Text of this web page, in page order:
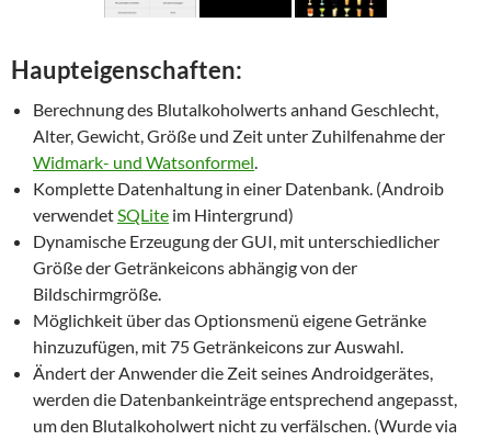
Haupteigenschaften:
Berechnung des Blutalkoholwerts anhand Geschlecht,
Alter, Gewicht, Größe und Zeit unter Zuhilfenahme der
Widmark- und Watsonformel.
Komplette Datenhaltung in einer Datenbank. (Androib
verwendetSQLite im Hintergrund)
Dynamische Erzeugung der GUI, mit unterschiedlicher
Größe der Getränkeicons abhängig von der
Bildschirmgröße.
Möglichkeit über das Optionsmenü eigene Getränke
hinzuzufügen, mit 75 Getränkeicons zur Auswahl.
Ändert der Anwender die Zeit seines Androidgerätes,
werden die Datenbankeinträge entsprechend angepasst,
um den Blutalkoholwert nicht zu verfälschen. (Wurde via